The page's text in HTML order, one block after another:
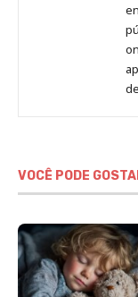
VOCÊ PODE